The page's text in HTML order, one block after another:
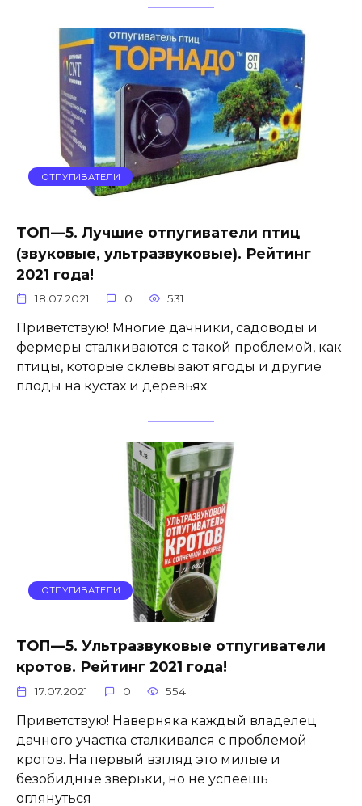
ОТПУГИВАТЕЛИ
ТОП—5. Лучшие отпугиватели птиц
(звуковые, ультразвуковые). Рейтинг
2021 года!
18.07.2021 0 531
Приветствую! Многие дачники, садоводы и
фермеры сталкиваются с такой проблемой, как
птицы, которые склевывают ягоды и другие
плоды на кустах и деревьях.
ОТПУГИВАТЕЛИ
ТОП—5. Ультразвуковые отпугиватели
кротов. Рейтинг 2021 года!
17.07.2021 0 554
Приветствую! Наверняка каждый владелец
дачного участка сталкивался с проблемой
кротов. На первый взгляд это милые и
безобидные зверьки, но не успеешь
оглянуться